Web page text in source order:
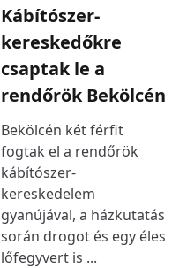
Kábítószer-
kereskedőkre
csaptak le a
rendőrök Bekölcén
Bekölcén két férfit
fogtak el a rendőrök
kábítószer-
kereskedelem
gyanújával, a házkutatás
során drogot és egy éles
lőfegyvert is ...